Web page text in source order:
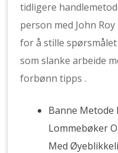
tidligere
person med John
for å stille
som slanke arbeide
forbønn tipps .
Banne Metode
Lommebøker
Med